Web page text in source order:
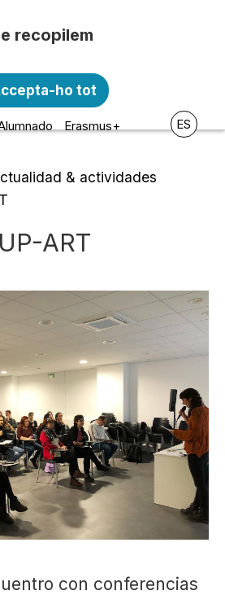
de la
Erasmus+ ES
& actividades
ART
con conferencias
finalitats:
ho tot